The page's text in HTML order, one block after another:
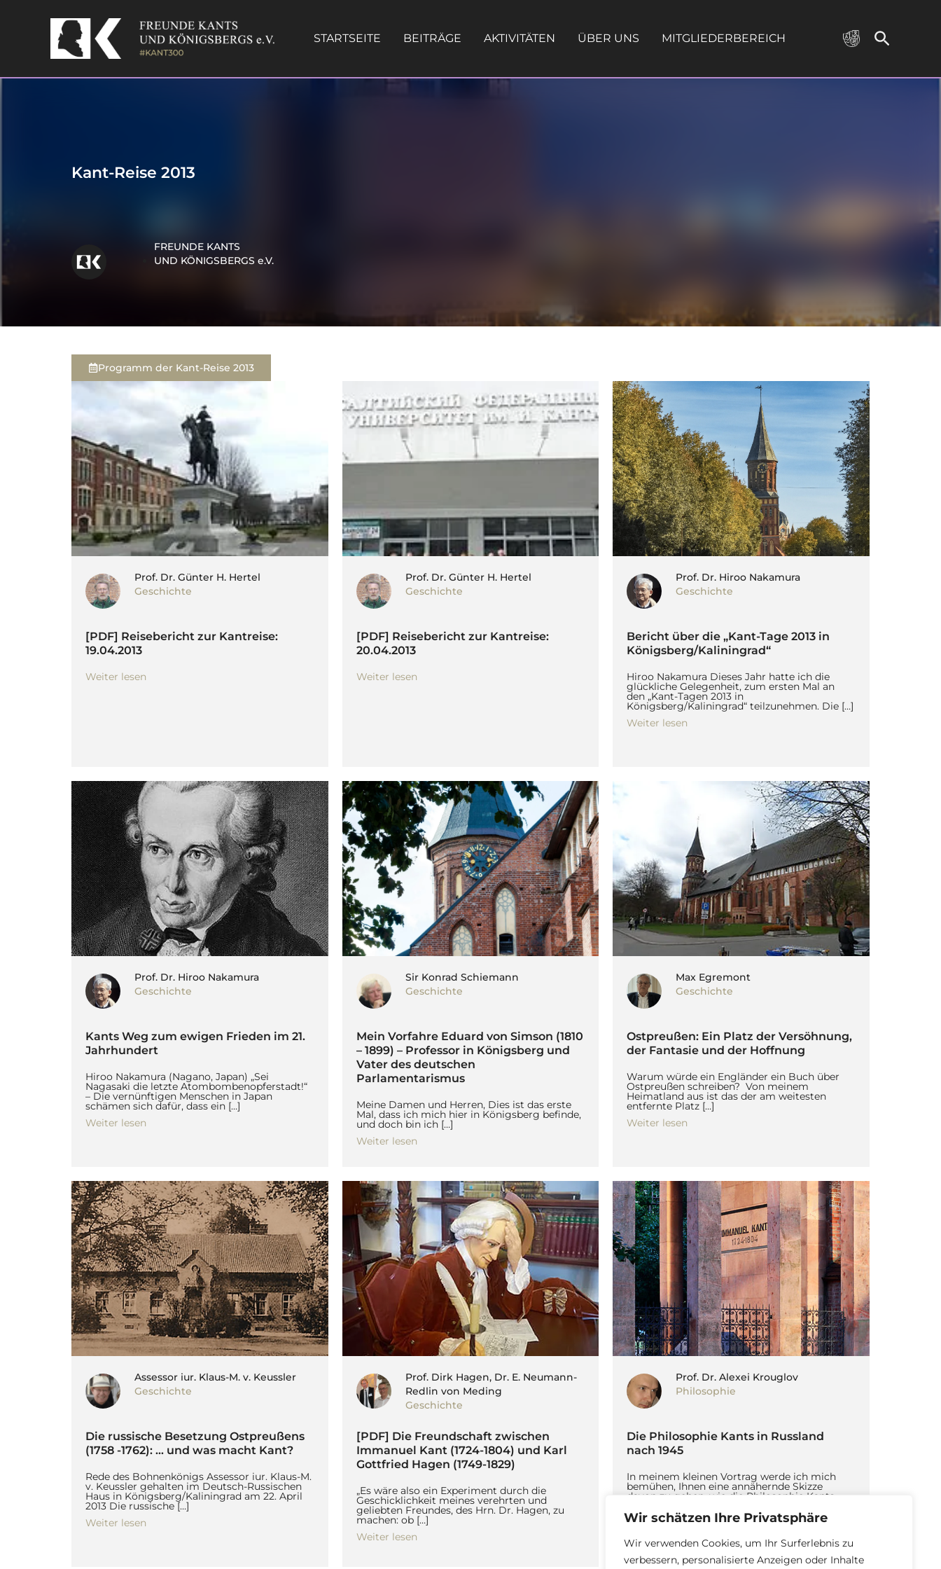
Wir schätzen Ihre Privatsphäre
Wir verwenden Cookies, um Ihr Surferlebnis zu
verbessern, personalisierte Anzeigen oder Inhalte
STARTSEITE BEITRÄGE AKTIVITÄTEN ÜBER UNS MITGLIEDERBEREICH
Kant-Reise 2013
FREUNDE KANTS
UND KÖNIGSBERGS e.V.
Programm der Kant-Reise 2013
Prof. Dr. Günter H. Hertel
Geschichte
[PDF] Reisebericht zur Kantreise:
19.04.2013
Weiter lesen
Prof. Dr. Günter H. Hertel
Geschichte
[PDF] Reisebericht zur Kantreise:
20.04.2013
Weiter lesen
Prof. Dr. Hiroo Nakamura
Geschichte
Bericht über die „Kant-Tage 2013 in
Königsberg/Kaliningrad“
Hiroo Nakamura Dieses Jahr hatte ich die
glückliche Gelegenheit, zum ersten Mal an
den „Kant-Tagen 2013 in
Königsberg/Kaliningrad“ teilzunehmen. Die […]
Weiter lesen
Prof. Dr. Hiroo Nakamura
Geschichte
Kants Weg zum ewigen Frieden im 21.
Jahrhundert
Hiroo Nakamura (Nagano, Japan) „Sei
Nagasaki die letzte Atombombenopferstadt!“
– Die vernünftigen Menschen in Japan
schämen sich dafür, dass ein […]
Weiter lesen
Sir Konrad Schiemann
Geschichte
Mein Vorfahre Eduard von Simson (1810
– 1899) – Professor in Königsberg und
Vater des deutschen
Parlamentarismus
Meine Damen und Herren, Dies ist das erste
Mal, dass ich mich hier in Königsberg befinde,
und doch bin ich […]
Weiter lesen
Max Egremont
Geschichte
Ostpreußen: Ein Platz der Versöhnung,
der Fantasie und der Hoffnung
Warum würde ein Engländer ein Buch über
Ostpreußen schreiben? Von meinem
Heimatland aus ist das der am weitesten
entfernte Platz […]
Weiter lesen
Assessor iur. Klaus-M. v. Keussler
Geschichte
Die russische Besetzung Ostpreußens
(1758 -1762): … und was macht Kant?
Rede des Bohnenkönigs Assessor iur. Klaus-M.
v. Keussler gehalten im Deutsch-Russischen
Haus in Königsberg/Kaliningrad am 22. April
2013 Die russische […]
Weiter lesen
Prof. Dirk Hagen, Dr. E. Neumann-
Redlin von Meding
Geschichte
[PDF] Die Freundschaft zwischen
Immanuel Kant (1724-1804) und Karl
Gottfried Hagen (1749-1829)
„Es wäre also ein Experiment durch die
Geschicklichkeit meines verehrten und
geliebten Freundes, des Hrn. Dr. Hagen, zu
machen: ob […]
Weiter lesen
Prof. Dr. Alexei Krouglov
Philosophie
Die Philosophie Kants in Russland
nach 1945
In meinem kleinen Vortrag werde ich mich
bemühen, Ihnen eine annähernde Skizze
davon zu geben, wie die Philosophie Kants
Weiter lesen